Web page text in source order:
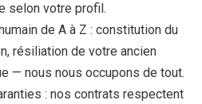
selon votre profil.
de A à Z : constitution du
résiliation de votre ancien
— nous nous occupons de tout.
: nos contrats respectent